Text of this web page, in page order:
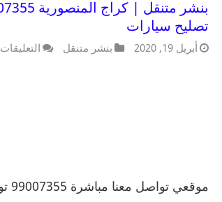
تصليح سيارات
أبريل 19, 2020 بنشر متنقل التعليقات
موقعي تواصل معنا مباشرة 99007355 تواصل معنا …